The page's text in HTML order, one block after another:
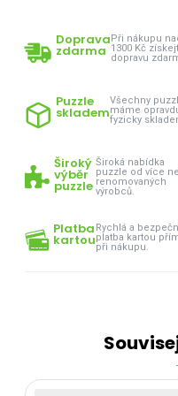
Doprava
zdarma
Při nákupu
1300 Kč
dopravu
Puzzle
skladem
Všechny
máme
fyzicky
Široký
výběr
puzzle
Široká nabídka
puzzle od více
renomovaných
výrobců.
Platba
kartou
Rychlá a
platba kartou
při nákupu.